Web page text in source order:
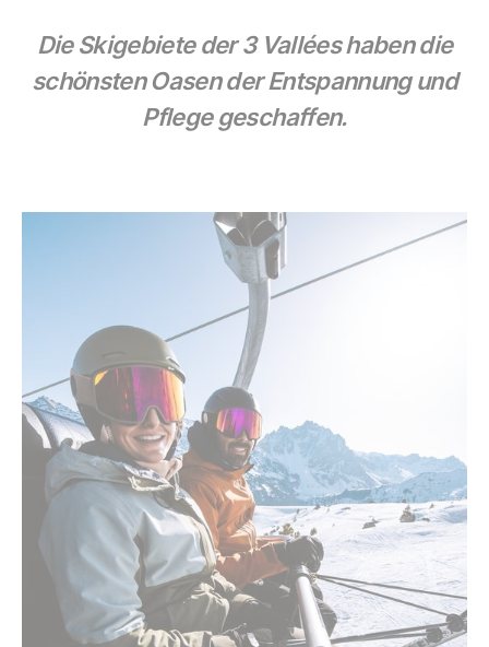
Die Skigebiete der 3 Vallées haben die
schönsten Oasen der Entspannung und
Pflege geschaffen.